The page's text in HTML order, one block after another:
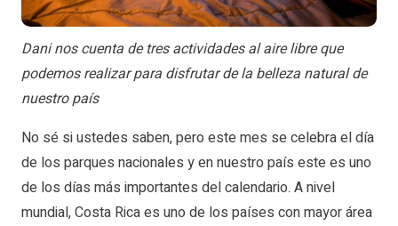
Dani nos cuenta de tres actividades al aire libre que
podemos realizar para disfrutar de la belleza natural de
nuestro país
No sé si ustedes saben, pero este mes se celebra el día
de los parques nacionales y en nuestro país este es uno
de los días más importantes del calendario. A nivel
mundial, Costa Rica es uno de los países con mayor área